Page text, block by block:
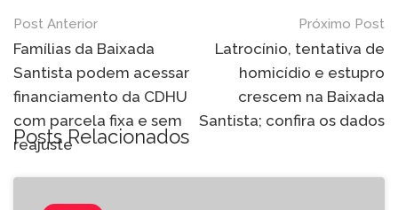
Navegação
de
Post
Post Anterior
Famílias da Baixada
Santista podem acessar
financiamento da CDHU
com parcela fixa e sem
reajuste
Próximo Post
Latrocínio, tentativa de
homicídio e estupro
crescem na Baixada
Santista; confira os dados
Posts Relacionados